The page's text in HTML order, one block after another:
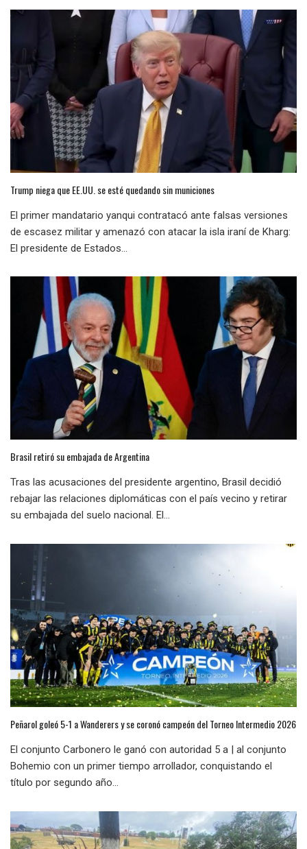
Trump niega que EE.UU. se esté quedando sin municiones
El primer mandatario yanqui contratacó ante falsas versiones
de escasez militar y amenazó con atacar la isla iraní de Kharg:
El presidente de Estados...
Brasil retiró su embajada de Argentina
Tras las acusaciones del presidente argentino, Brasil decidió
rebajar las relaciones diplomáticas con el país vecino y retirar
su embajada del suelo nacional. El...
Peñarol goleó 5-1 a Wanderers y se coronó campeón del Torneo Intermedio 2026
El conjunto Carbonero le ganó con autoridad 5 a | al conjunto
Bohemio con un primer tiempo arrollador, conquistando el
título por segundo año...